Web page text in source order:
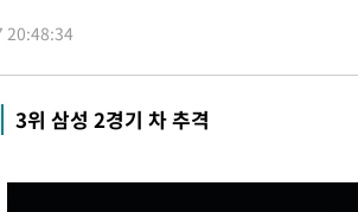
보]산업장관 "美무역법 제301조 과잉생산 결과 발
보]코스피 매도사이드카 발동…4%대 급락
보]전남광주 초대 시민추천 부시장에 백승주·윤난실
보]코스닥, 2.15포인트(0.27%) 내린 797.44 출발
20:48:34
3위 삼성 2경기 차 추격